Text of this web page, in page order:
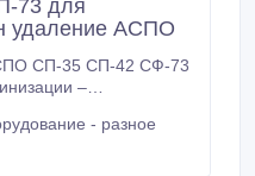
73 для
удаление АСПО
СП-35 СП-42 СФ-73
отложений АСПО на
и низким
- разное